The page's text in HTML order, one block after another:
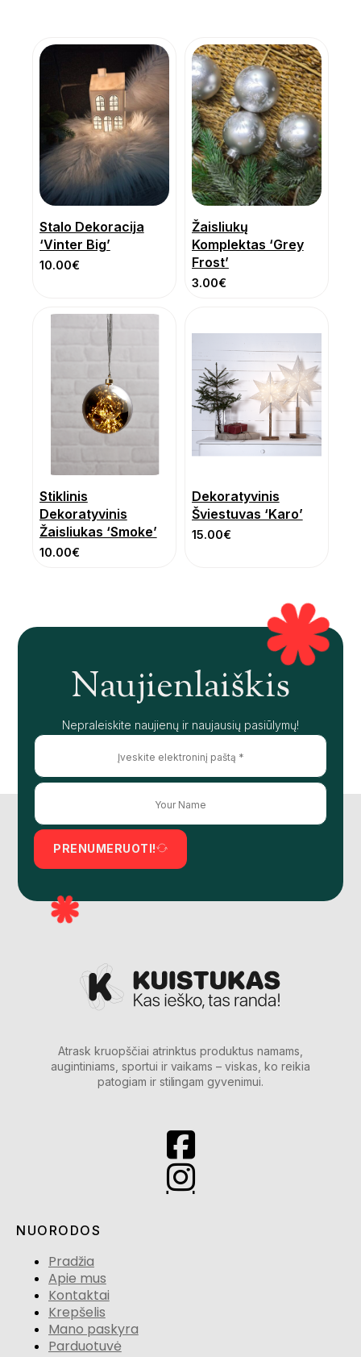
Stalo Dekoracija
‘Vinter Big’
10.00€
Žaisliukų
Komplektas ‘Grey
Frost’
3.00€
Stiklinis
Dekoratyvinis
Žaisliukas ‘Smoke’
10.00€
Dekoratyvinis
Šviestuvas ‘Karo’
15.00€
Naujienlaiškis
Nepraleiskite naujienų ir naujausių pasiūlymų!
PRENUMERUOTI!
Atrask kruopščiai atrinktus produktus namams,
augintiniams, sportui ir vaikams – viskas, ko reikia
patogiam ir stilingam gyvenimui.
NUORODOS
Pradžia
Apie mus
Kontaktai
Krepšelis
Mano paskyra
Parduotuvė